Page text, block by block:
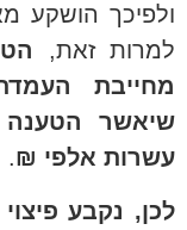
ולפיכך הושקע
למרות זאת,
מחייבת
שיאשר הטענה
עשרות אלפי ₪.